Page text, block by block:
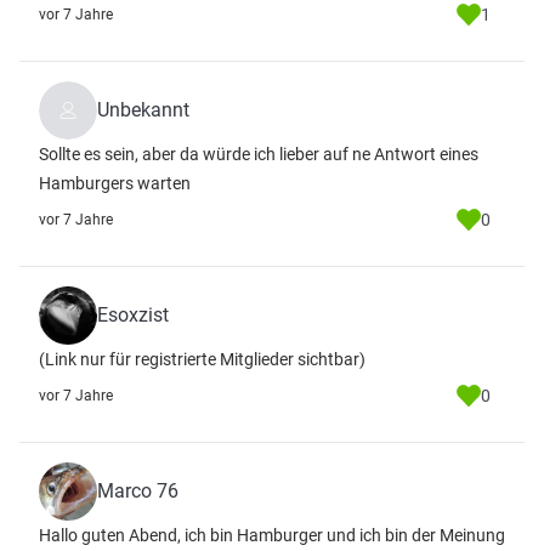
vor 7 Jahre 1
Unbekannt
Sollte es sein, aber da würde ich lieber auf ne Antwort eines
Hamburgers warten
vor 7 Jahre 0
Esoxzist
(Link nur für registrierte Mitglieder sichtbar)
vor 7 Jahre 0
Marco 76
Hallo guten Abend, ich bin Hamburger und ich bin der Meinung